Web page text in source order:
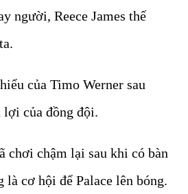
người, Reece James thế
của Timo Werner sau
lợi của đồng đội.
chơi chậm lại sau khi có bàn
là cơ hội để Palace lên bóng.